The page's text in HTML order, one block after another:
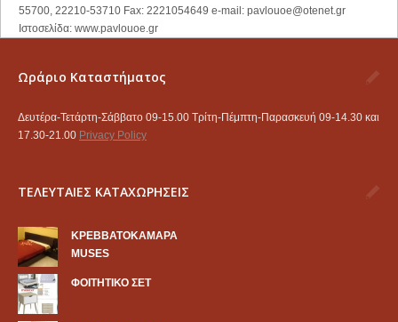
55700, 22210-53710 Fax: 2221054649 e-mail: pavlouoe@otenet.gr
Ιστοσελίδα: www.pavlouoe.gr
Ωράριο Καταστήματος
Δευτέρα-Τετάρτη-Σάββατο 09-15.00 Τρίτη-Πέμπτη-Παρασκευή 09-14.30 και
17.30-21.00 Privacy Policy
ΤΕΛΕΥΤΑΙΕΣ ΚΑΤΑΧΩΡΗΣΕΙΣ
KΡΕΒΒΑΤΟΚΑΜΑΡΑ
MUSES
ΦΟΙΤΗΤΙΚΟ ΣΕΤ